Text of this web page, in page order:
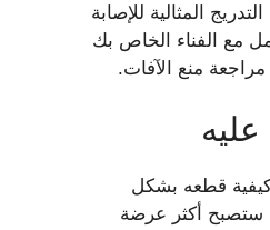
المثالية للإصابة
مع الفناء الخاص بك
منع الآفات.
قطعه بشكل
ستصبح أكثر عرضة